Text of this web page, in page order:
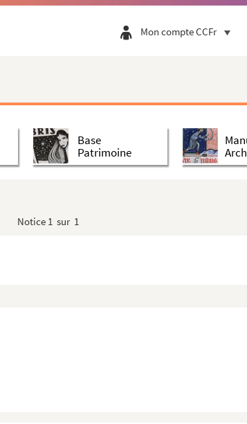
Mon compte CCFr
Base
Patrimoine
Notice 1 sur 1